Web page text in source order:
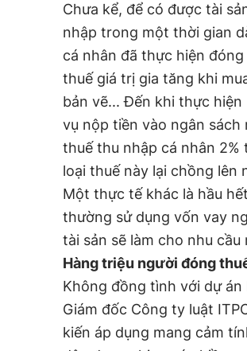
Chưa kể, để có được tài
nhập trong một thời gian
cá nhân đã thực hiện
thuế giá trị gia tăng khi
bản vẽ... Đến khi thực
vụ nộp tiền vào ngân
thuế thu nhập cá nhân
loại thuế này lại chồng lên
Một thực tế khác là hầu
thường sử dụng vốn vay
tài sản sẽ làm cho nhu
Hàng triệu người đóng
Không đồng tình với dự án
Giám đốc Công ty luật
kiến áp dụng mang cảm